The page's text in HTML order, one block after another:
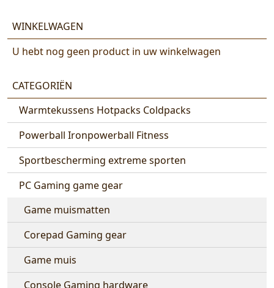
WINKELWAGEN
U hebt nog geen product in uw winkelwagen
CATEGORIËN
Warmtekussens Hotpacks Coldpacks
Powerball Ironpowerball Fitness
Sportbescherming extreme sporten
PC Gaming game gear
Game muismatten
Corepad Gaming gear
Game muis
Console Gaming hardware